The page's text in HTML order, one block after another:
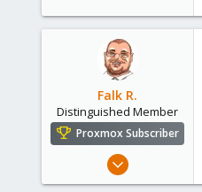
Germany
Falk R.
Distinguished Member
Proxmox Subscriber
Aug 2, 2021